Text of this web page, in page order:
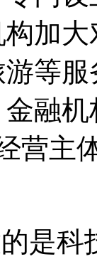
加
等
融
营主
是